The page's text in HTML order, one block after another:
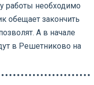
работы необходимо
обещает закончить
А в начале
в Решетниково на